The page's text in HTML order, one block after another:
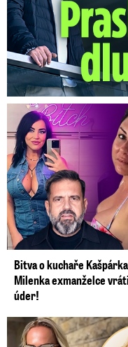
Bitva o kuchaře
Milenka exmanželce
úder!
Belohorcová rok po